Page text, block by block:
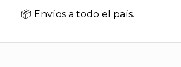
📦 Envíos a todo el país.